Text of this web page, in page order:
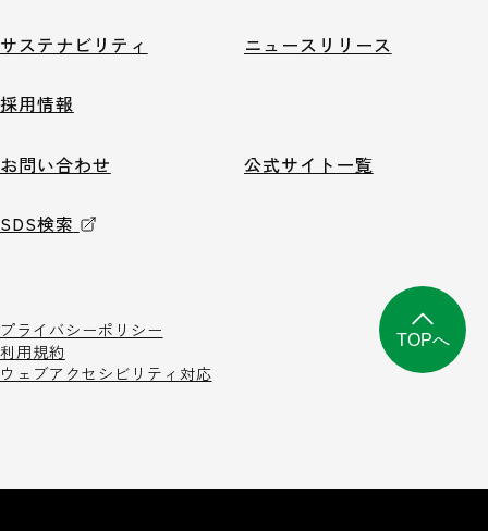
サステナビリティ ニュースリリース
採用情報
お問い合わせ 公式サイト一覧
SDS検索
プライバシーポリシー
利用規約
ウェブアクセシビリティ対応
TOPへ